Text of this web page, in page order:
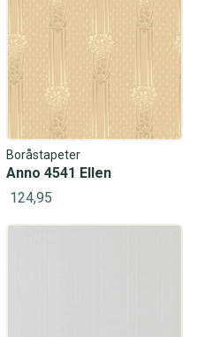
Boråstapeter
Anno 4541 Ellen
124,95